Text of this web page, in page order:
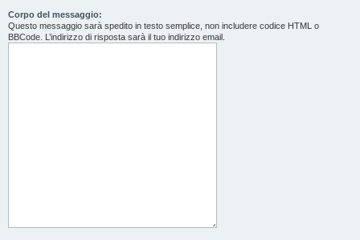
Corpo del messaggio:
Questo messaggio sarà spedito in testo semplice, non includere codice HTML o
BBCode. L’indirizzo di risposta sarà il tuo indirizzo email.